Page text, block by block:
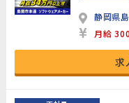
静岡県
月給
求